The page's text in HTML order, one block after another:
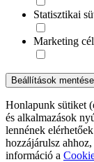
Statisztikai
Marketing
Beállítások mentése
Honlapunk sütiket
és alkalmazások
lennének
hozzájárulsz
információ a